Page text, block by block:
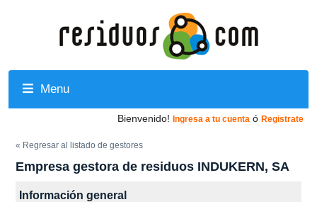
Menu
Bienvenido! Ingresa a tu cuenta ó Registrate
« Regresar al listado de gestores
Empresa gestora de residuos INDUKERN, SA
Información general